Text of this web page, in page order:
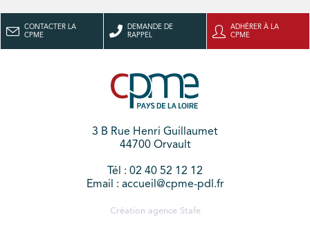
CONTACTER LA
CPME
DEMANDE DE
RAPPEL
ADHÉRER À LA
CPME
3 B Rue Henri Guillaumet
44700 Orvault
Tél : 02 40 52 12 12
Email : accueil@cpme-pdl.fr
Création agence Stafe